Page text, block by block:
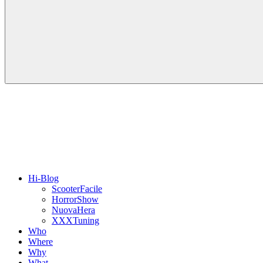
Hi-Blog
ScooterFacile
HorrorShow
NuovaHera
XXXTuning
Who
Where
Why